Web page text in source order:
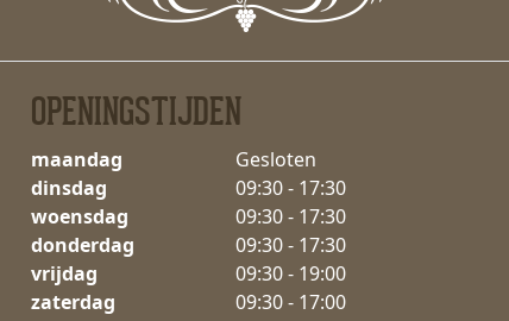
OPENINGSTIJDEN
maandag
Gesloten
dinsdag
09:30 - 17:30
woensdag
09:30 - 17:30
donderdag
09:30 - 17:30
vrijdag
09:30 - 19:00
zaterdag
09:30 - 17:00